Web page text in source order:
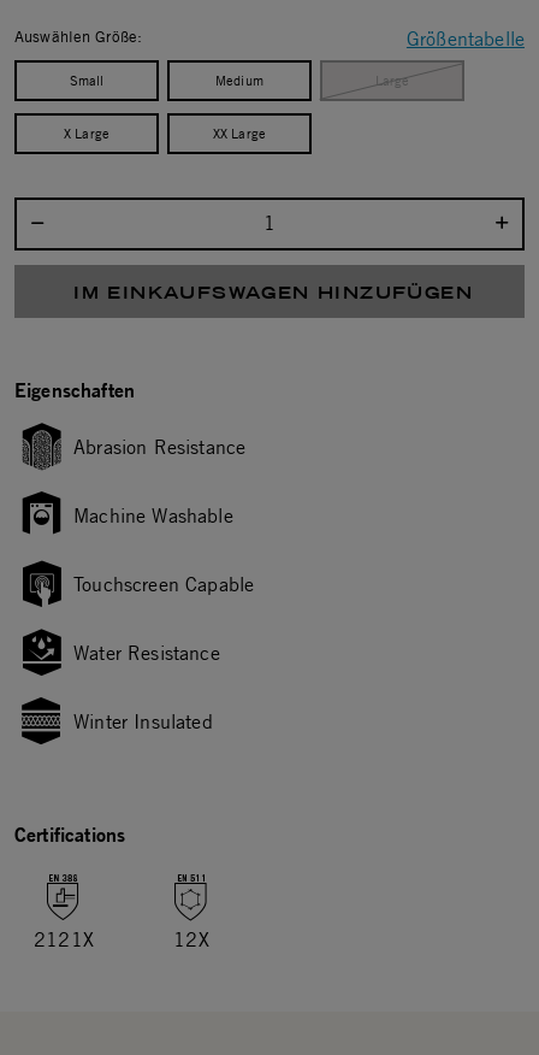
Größentabelle
Auswählen Größe:
Small Medium Large
X Large XX Large
IM EINKAUFSWAGEN HINZUFÜGEN
Eigenschaften
Abrasion Resistance
Machine Washable
Touchscreen Capable
Water Resistance
Winter Insulated
Certifications
2121X 12X